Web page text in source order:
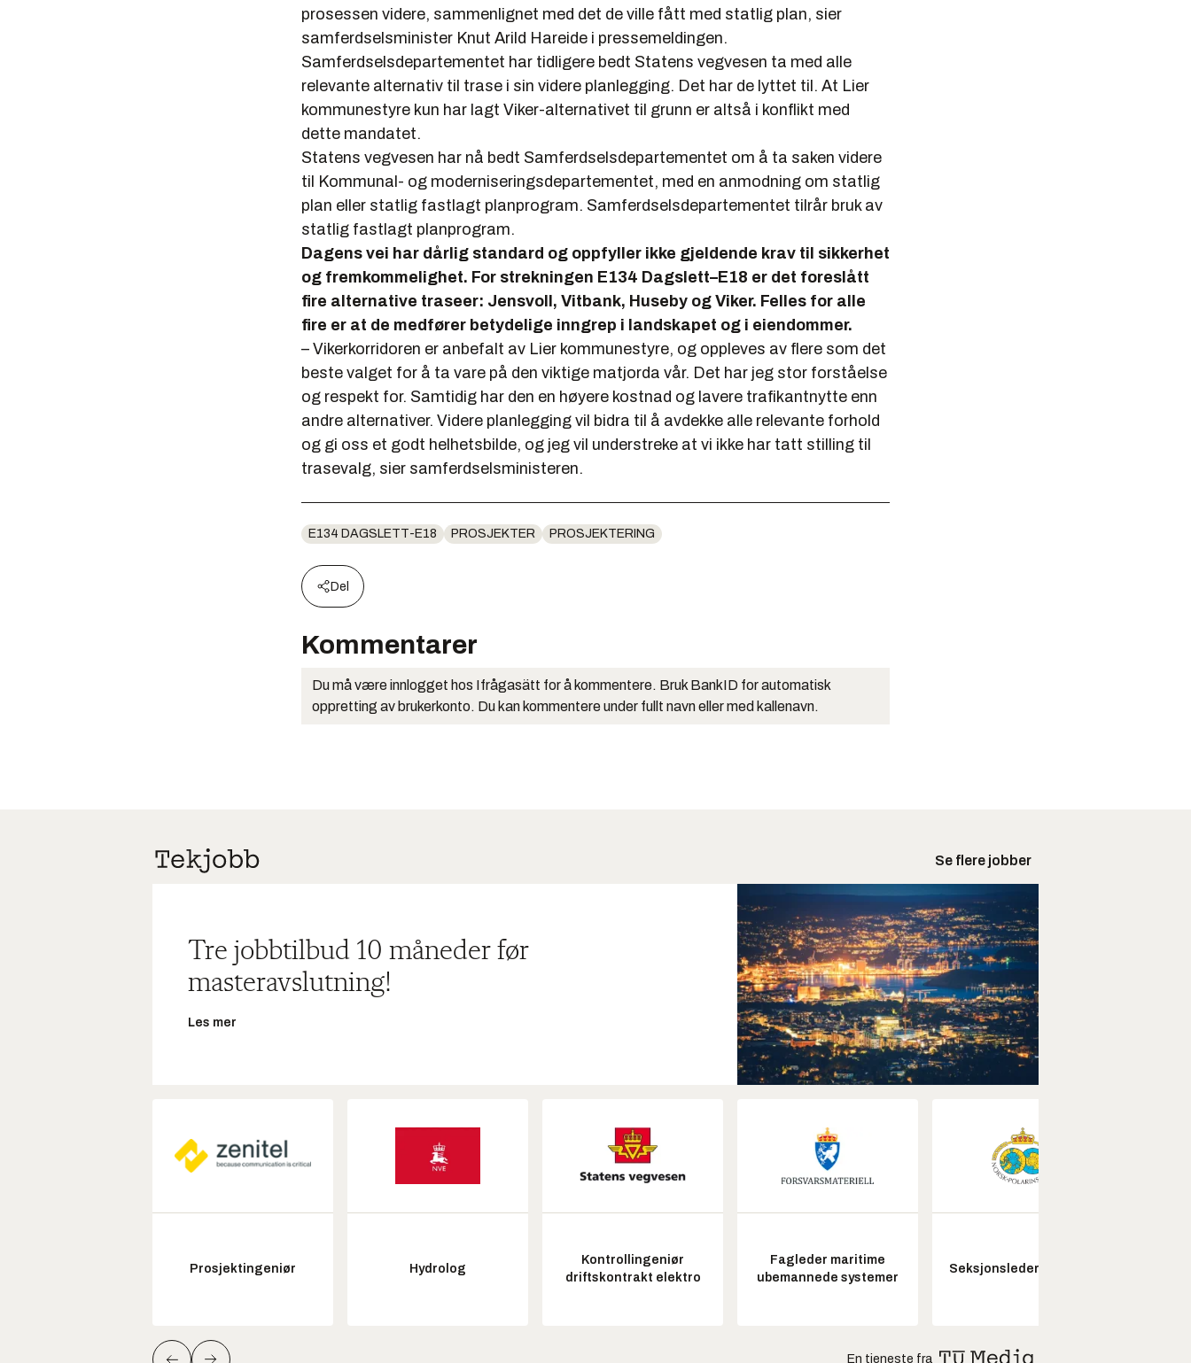
prosessen videre, sammenlignet med det de ville fått med statlig plan, sier
samferdselsminister Knut Arild Hareide i pressemeldingen.
Samferdselsdepartementet har tidligere bedt Statens vegvesen ta med alle
relevante alternativ til trase i sin videre planlegging. Det har de lyttet til. At Lier
kommunestyre kun har lagt Viker-alternativet til grunn er altså i konflikt med
dette mandatet.
Statens vegvesen har nå bedt Samferdselsdepartementet om å ta saken videre
til Kommunal- og moderniseringsdepartementet, med en anmodning om statlig
plan eller statlig fastlagt planprogram. Samferdselsdepartementet tilrår bruk av
statlig fastlagt planprogram.
Dagens vei har dårlig standard og oppfyller ikke gjeldende krav til sikkerhet
og fremkommelighet. For strekningen E134 Dagslett–E18 er det foreslått
fire alternative traseer: Jensvoll, Vitbank, Huseby og Viker. Felles for alle
fire er at de medfører betydelige inngrep i landskapet og i eiendommer.
– Vikerkorridoren er anbefalt av Lier kommunestyre, og oppleves av flere som det
beste valget for å ta vare på den viktige matjorda vår. Det har jeg stor forståelse
og respekt for. Samtidig har den en høyere kostnad og lavere trafikantnytte enn
andre alternativer. Videre planlegging vil bidra til å avdekke alle relevante forhold
og gi oss et godt helhetsbilde, og jeg vil understreke at vi ikke har tatt stilling til
trasevalg, sier samferdselsministeren.
E134 DAGSLETT-E18 PROSJEKTER PROSJEKTERING
Del
Kommentarer
Du må være innlogget hos Ifrågasätt for å kommentere. Bruk BankID for automatisk
oppretting av brukerkonto. Du kan kommentere under fullt navn eller med kallenavn.
Se flere jobber
Tre jobbtilbud 10 måneder før
masteravslutning!
Les mer
Prosjektingeniør Hydrolog
Kontrollingeniør
driftskontrakt elektro
Fagleder maritime
ubemannede systemer
Seksjonsleder Nye Troll
En tjeneste fra